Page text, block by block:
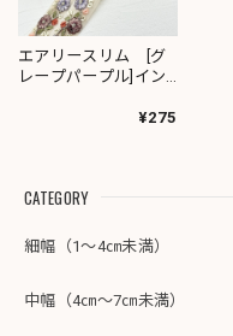
エアリースリム [グ
レープパープル]イン
¥275
CATEGORY
細幅（1～4㎝未満）
中幅（4㎝～7㎝未満）